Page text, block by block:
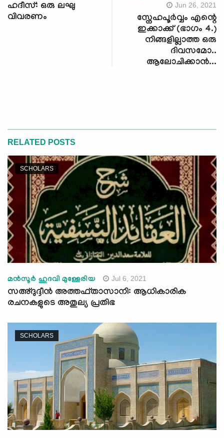
ഹദീസ്: ഒരു ലഘു
വിവരണം
Jun 26, 2021
സ്നേഹപൂര്‍വ്വം എന്റെ
ഇക്കാക്ക് (ഭാഗം 4.)
നിങ്ങളില്ലാത്ത ഒരു
ദിവസമോ..
ആലോചിക്കാന്‍...
RELATED POSTS
SCHOLARS
മന്‍സൂര്‍ ഹുദവി മുള്ളേരിയ Jul 6, 2021
സഅ്ദുദ്ദീന്‍ അത്തഫ്താസാനി: ആധികാരിക
രചനകളുടെ അതുല്യ പ്രതിഭ
SCHOLARS